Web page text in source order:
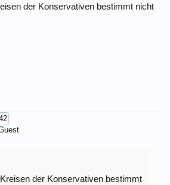
der Konservativen bestimmt nicht
der Konservativen bestimmt